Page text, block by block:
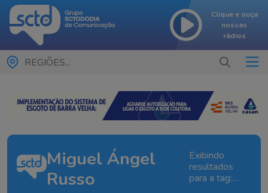
Clique e ouça
nossas
rádios
REGIÕES...
Miguel Ángel
Russo
Exibindo
resultados
para a tag: